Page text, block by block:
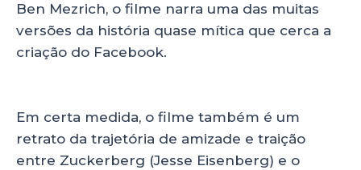
Ben Mezrich, o filme narra uma das muitas
versões da história quase mítica que cerca a
criação do Facebook.
Em certa medida, o filme também é um
retrato da trajetória de amizade e traição
entre Zuckerberg (Jesse Eisenberg) e o